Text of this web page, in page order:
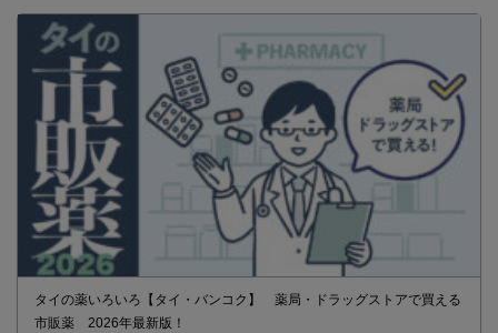
タイの薬いろいろ【タイ・バンコク】 薬局・ドラッグストアで買える
市販薬 2026年最新版！